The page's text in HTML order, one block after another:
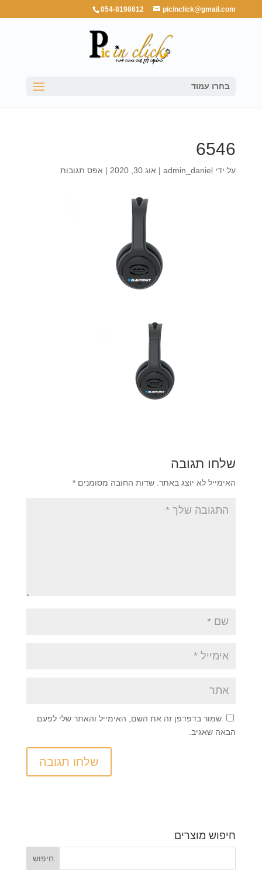
054-8198612 picinclick@gmail.com
בחרו עמוד
6546
על ידי admin_daniel
| אוג 30, 2020 | אפס תגובות
שלחו תגובה
האימייל לא יוצג באתר. שדות החובה מסומנים *
שמור בדפדפן זה את השם, האימייל והאתר שלי לפעם
הבאה שאגיב.
חיפוש מוצרים